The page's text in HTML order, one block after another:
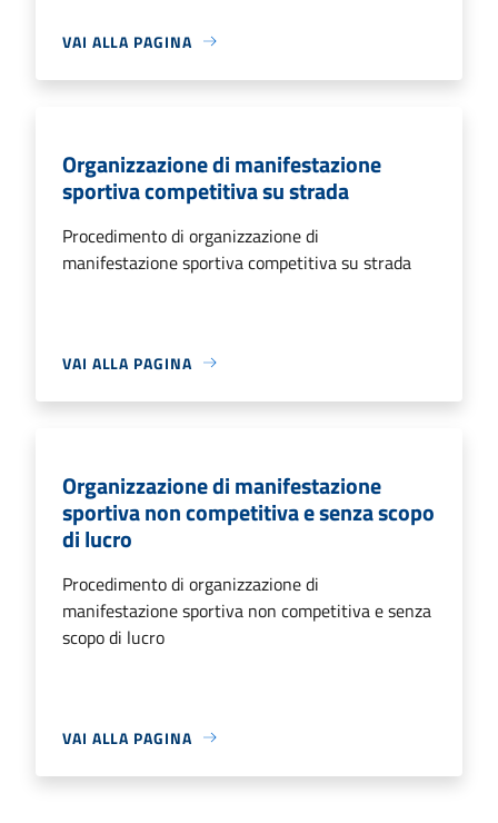
VAI ALLA PAGINA
Organizzazione di manifestazione
sportiva competitiva su strada
Procedimento di organizzazione di
manifestazione sportiva competitiva su strada
VAI ALLA PAGINA
Organizzazione di manifestazione
sportiva non competitiva e senza scopo
di lucro
Procedimento di organizzazione di
manifestazione sportiva non competitiva e senza
scopo di lucro
VAI ALLA PAGINA